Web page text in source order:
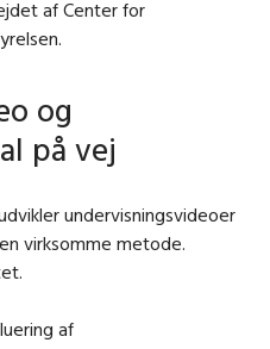
af Center for
og
på vej
undervisningsvideoer
virksomme metode.
af